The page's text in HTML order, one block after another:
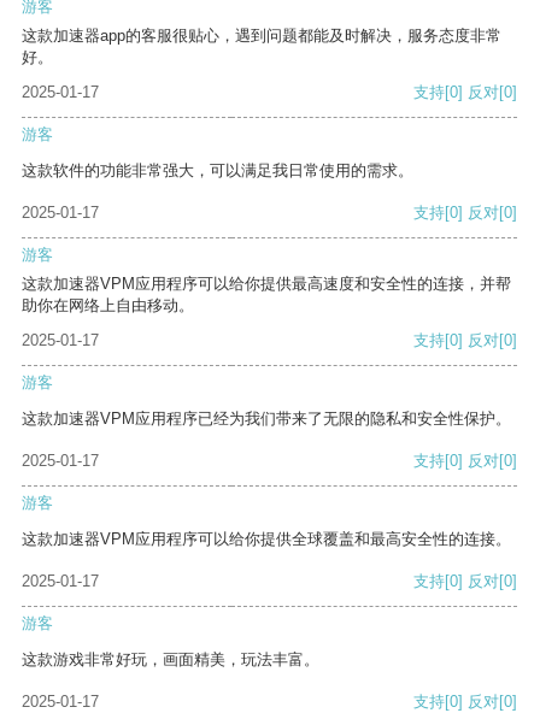
游客
这款加速器app的客服很贴心，遇到问题都能及时解决，服务态度非常
好。
2025-01-17
支持[0] 反对[0]
游客
这款软件的功能非常强大，可以满足我日常使用的需求。
2025-01-17 支持[0] 反对[0]
游客
这款加速器VPM应用程序可以给你提供最高速度和安全性的连接，并帮
助你在网络上自由移动。
2025-01-17
支持[0] 反对[0]
游客
这款加速器VPM应用程序已经为我们带来了无限的隐私和安全性保护。
2025-01-17 支持[0] 反对[0]
游客
这款加速器VPM应用程序可以给你提供全球覆盖和最高安全性的连接。
2025-01-17 支持[0] 反对[0]
游客
这款游戏非常好玩，画面精美，玩法丰富。
2025-01-17 支持[0] 反对[0]